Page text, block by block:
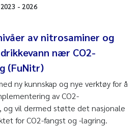
2023 - 2026
av nitrosaminer og
nær CO2-
(FuNitr)
ny kunnskap og nye verktøy for å
av CO2-
og vil dermed støtte det nasjonale
for CO2-fangst og -lagring.